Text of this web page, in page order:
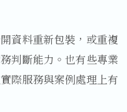
資料重新包裝，或重複
判斷能力。也有些專業
際服務與案例處理上有